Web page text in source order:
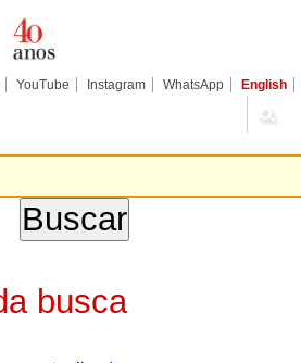
YouTube Instagram WhatsApp English
busca